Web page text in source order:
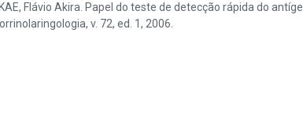
Flávio Akira. Papel do teste de detecção rápida do
v. 72, ed. 1, 2006.